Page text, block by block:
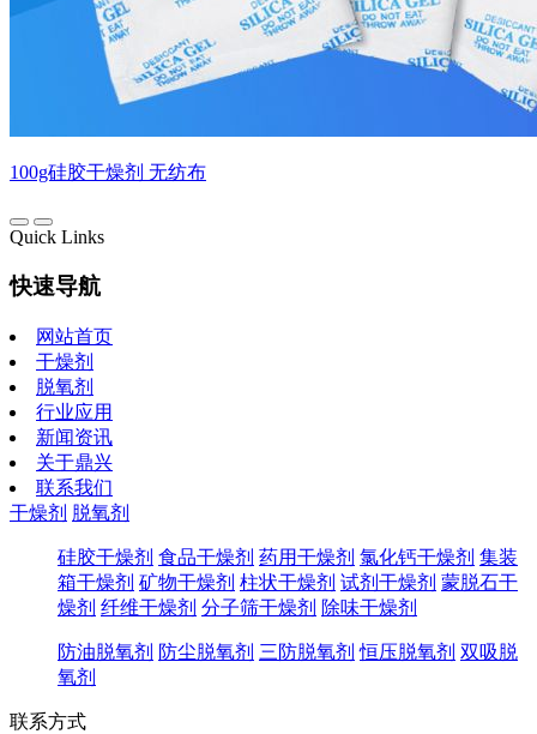
100g硅胶干燥剂 无纺布
Quick Links
快速导航
网站首页
干燥剂
脱氧剂
行业应用
新闻资讯
关于鼎兴
联系我们
干燥剂 脱氧剂
硅胶干燥剂 食品干燥剂 药用干燥剂 氯化钙干燥剂 集装
箱干燥剂 矿物干燥剂 柱状干燥剂 试剂干燥剂 蒙脱石干
燥剂 纤维干燥剂 分子筛干燥剂 除味干燥剂
防油脱氧剂 防尘脱氧剂 三防脱氧剂 恒压脱氧剂 双吸脱
氧剂
联系方式